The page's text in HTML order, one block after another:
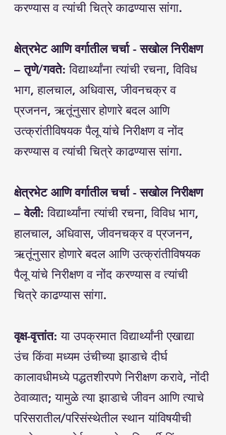
करण्यास व त्यांची चित्रे काढण्यास सांगा.
क्षेत्रभेट आणि वर्गातील चर्चा - सखोल निरीक्षण
– तृणे/गवते:विद्यार्थ्यांना त्यांची रचना, विविध
भाग, हालचाल, अधिवास, जीवनचक्र व
प्रजनन, ऋतूंनुसार होणारे बदल आणि
उत्क्रांतीविषयक पैलू यांचे निरीक्षण व नोंद
करण्यास व त्यांची चित्रे काढण्यास सांगा.
क्षेत्रभेट आणि वर्गातील चर्चा - सखोल निरीक्षण
– वेली:विद्यार्थ्यांना त्यांची रचना, विविध भाग,
हालचाल, अधिवास, जीवनचक्र व प्रजनन,
ऋतूंनुसार होणारे बदल आणि उत्क्रांतीविषयक
पैलू यांचे निरीक्षण व नोंद करण्यास व त्यांची
चित्रे काढण्यास सांगा.
वृक्ष-वृत्तांत:या उपक्रमात विद्यार्थ्यांनी एखाद्या
उंच किंवा मध्यम उंचीच्या झाडाचे दीर्घ
कालावधीमध्ये पद्धतशीरपणे निरीक्षण करावे, नोंदी
ठेवाव्यात; यामुळे त्या झाडाचे जीवन आणि त्याचे
परिसरातील/परिसंस्थेतील स्थान यांविषयीची